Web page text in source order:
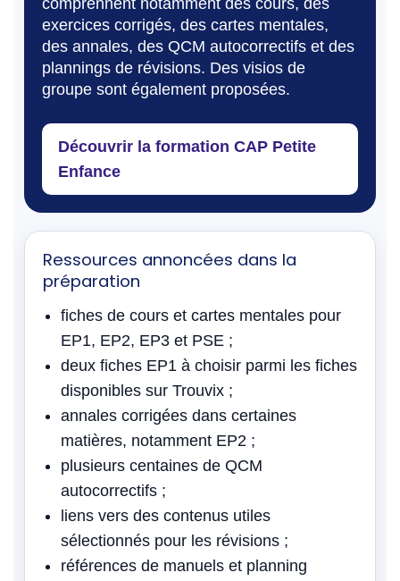
comprennent notamment des cours, des
exercices corrigés, des cartes mentales,
des annales, des QCM autocorrectifs et des
plannings de révisions. Des visios de
groupe sont également proposées.
Découvrir la formation CAP Petite
Enfance
Ressources annoncées dans la
préparation
fiches de cours et cartes mentales pour
EP1, EP2, EP3 et PSE ;
deux fiches EP1 à choisir parmi les fiches
disponibles sur Trouvix ;
annales corrigées dans certaines
matières, notamment EP2 ;
plusieurs centaines de QCM
autocorrectifs ;
liens vers des contenus utiles
sélectionnés pour les révisions ;
références de manuels et planning